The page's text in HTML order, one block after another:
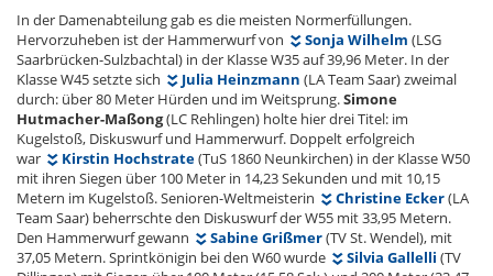
In der Damenabteilung gab es die meisten Normerfüllungen.
Hervorzuheben ist der Hammerwurf von
Sonja Wilhelm (LSG
Saarbrücken-Sulzbachtal) in der Klasse W35 auf 39,96 Meter. In der
Klasse W45 setzte sich
Julia Heinzmann (LA Team Saar) zweimal
durch: über 80 Meter Hürden und im Weitsprung.Simone
Hutmacher-Maßong(LC Rehlingen) holte hier drei Titel: im
Kugelstoß, Diskuswurf und Hammerwurf. Doppelt erfolgreich
war
Kirstin Hochstrate(TuS 1860 Neunkirchen) in der Klasse W50
mit ihren Siegen über 100 Meter in 14,23 Sekunden und mit 10,15
Metern im Kugelstoß. Senioren-Weltmeisterin
Christine Ecker(LA
Team Saar) beherrschte den Diskuswurf der W55 mit 33,95 Metern.
Den Hammerwurf gewann
Sabine Grißmer(TV St. Wendel), mit
37,05 Metern. Sprintkönigin bei den W60 wurde
Silvia Gallelli (TV